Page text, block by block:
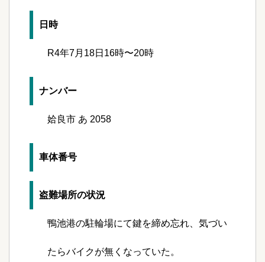
日時
R4年7月18日16時〜20時
ナンバー
姶良市 あ 2058
車体番号
盗難場所の状況
鴨池港の駐輪場にて鍵を締め忘れ、気づい
たらバイクが無くなっていた。